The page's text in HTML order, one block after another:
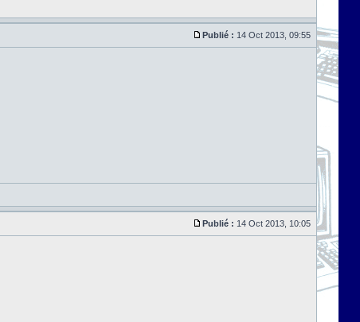
Publié : 14 Oct 2013, 09:55
Publié : 14 Oct 2013, 10:05